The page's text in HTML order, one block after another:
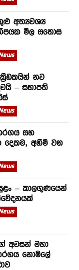
අත්‍යවශ්‍ය
මිල සතොස
ක්‍රීඩකයින් නව
– සභාපති
සහ
දෙකම, අහිමි වන
– කාලගුණයෙන්
අවසන් මහා
නොමිලේ